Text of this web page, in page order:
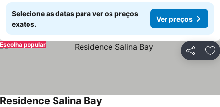
Selecione as datas para ver os preços
exatos.
Ver preços
Partilhar
Escolha popular
Residence Salina Bay